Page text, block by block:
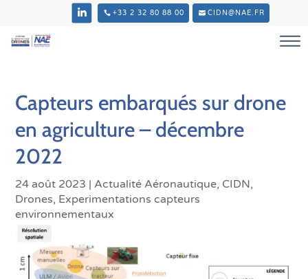
+33 2 32 80 88 00 CIDN@NAE.FR
Capteurs embarqués sur drone
en agriculture – décembre
2022
24 août 2023 | Actualité Aéronautique, CIDN,
Drones, Experimentations capteurs
environnementaux